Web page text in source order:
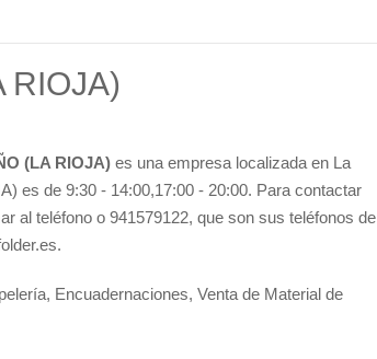
RIOJA)
(LA RIOJA) es una empresa localizada en La
es de 9:30 - 14:00,17:00 - 20:00. Para contactar
al teléfono o 941579122, que son sus teléfonos de
Encuadernaciones, Venta de Material de